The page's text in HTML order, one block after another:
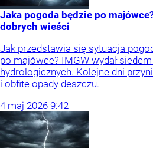
Jaka pogoda będzie po
dobrych wieści
Jak przedstawia się sytuacja
po majówce? IMGW wydał
hydrologicznych. Kolejne dni
i obfite opady deszczu.
4 maj 2026 9:42